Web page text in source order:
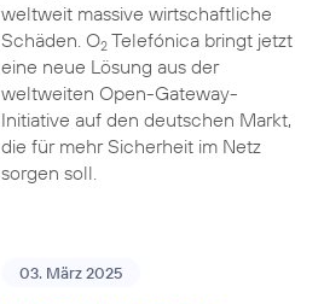
weltweit massive wirtschaftliche
Schäden. O2Telefónica bringt jetzt
eine neue Lösung aus der
weltweiten Open-Gateway-
Initiative auf den deutschen Markt,
die für mehr Sicherheit im Netz
sorgen soll.
03. März 2025